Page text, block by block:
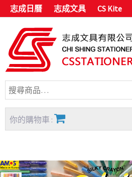
志成日曆 志成文具 CS Kite
你的購物車 :